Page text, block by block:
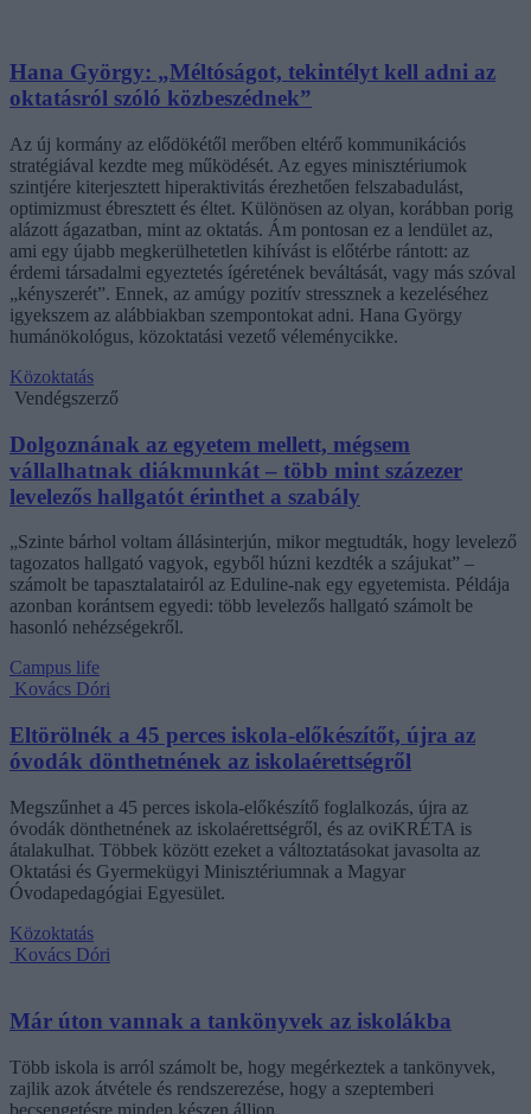
Hana György: „Méltóságot, tekintélyt kell adni az
oktatásról szóló közbeszédnek”
Az új kormány az elődökétől merőben eltérő kommunikációs
stratégiával kezdte meg működését. Az egyes minisztériumok
szintjére kiterjesztett hiperaktivitás érezhetően felszabadulást,
optimizmust ébresztett és éltet. Különösen az olyan, korábban porig
alázott ágazatban, mint az oktatás. Ám pontosan ez a lendület az,
ami egy újabb megkerülhetetlen kihívást is előtérbe rántott: az
érdemi társadalmi egyeztetés ígéretének beváltását, vagy más szóval
„kényszerét”. Ennek, az amúgy pozitív stressznek a kezeléséhez
igyekszem az alábbiakban szempontokat adni. Hana György
humánökológus, közoktatási vezető véleménycikke.
Közoktatás
Vendégszerző
Dolgoznának az egyetem mellett, mégsem
vállalhatnak diákmunkát – több mint százezer
levelezős hallgatót érinthet a szabály
„Szinte bárhol voltam állásinterjún, mikor megtudták, hogy levelező
tagozatos hallgató vagyok, egyből húzni kezdték a szájukat” –
számolt be tapasztalatairól az Eduline-nak egy egyetemista. Példája
azonban korántsem egyedi: több levelezős hallgató számolt be
hasonló nehézségekről.
Campus life
Kovács Dóri
Eltörölnék a 45 perces iskola-előkészítőt, újra az
óvodák dönthetnének az iskolaérettségről
Megszűnhet a 45 perces iskola-előkészítő foglalkozás, újra az
óvodák dönthetnének az iskolaérettségről, és az oviKRÉTA is
átalakulhat. Többek között ezeket a változtatásokat javasolta az
Oktatási és Gyermekügyi Minisztériumnak a Magyar
Óvodapedagógiai Egyesület.
Közoktatás
Kovács Dóri
Már úton vannak a tankönyvek az iskolákba
Több iskola is arról számolt be, hogy megérkeztek a tankönyvek,
zajlik azok átvétele és rendszerezése, hogy a szeptemberi